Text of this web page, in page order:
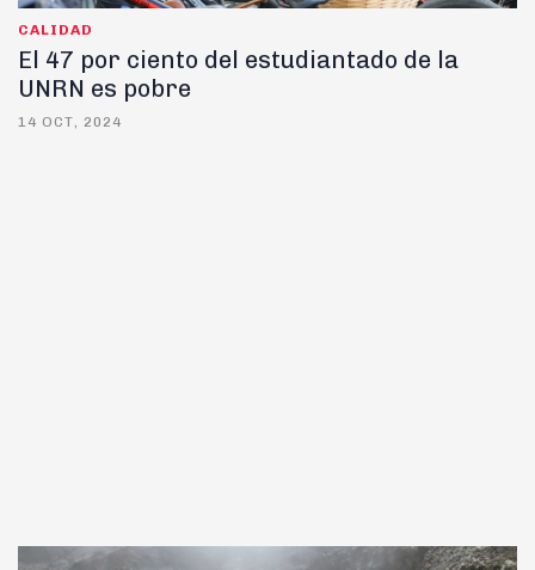
CALIDAD
El 47 por ciento del estudiantado de la
UNRN es pobre
14 OCT, 2024